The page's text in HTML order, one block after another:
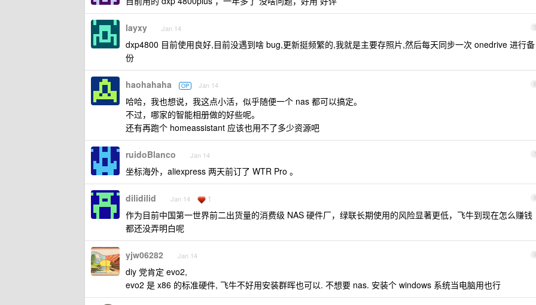
5
layxy Jan 14
dxp4800 目前使用良好,目前没遇到啥 bug,更新挺频繁的,我就是主要存照片,然后每天同步一次 onedrive 进行备
份
6
haohahaha OP Jan 14
哈哈，我也想说，我这点小活，似乎随便一个 nas 都可以搞定。
不过，哪家的智能相册做的好些呢。
还有再跑个 homeassistant 应该也用不了多少资源吧
7
ruidoBlanco Jan 14
坐标海外，aliexpress 两天前订了 WTR Pro 。
8
dilidilid Jan 14 1
作为目前中国第一世界前二出货量的消费级 NAS 硬件厂，绿联长期使用的风险显著更低，飞牛到现在怎么赚钱
都还没弄明白呢
9
yjw06282 Jan 14
diy 党肯定 evo2,
evo2 是 x86 的标准硬件, 飞牛不好用安装群晖也可以. 不想要 nas. 安装个 windows 系统当电脑用也行